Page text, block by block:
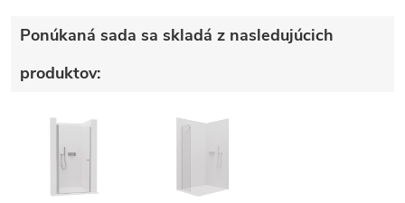
Ponúkaná sada sa skladá z nasledujúcich
produktov: